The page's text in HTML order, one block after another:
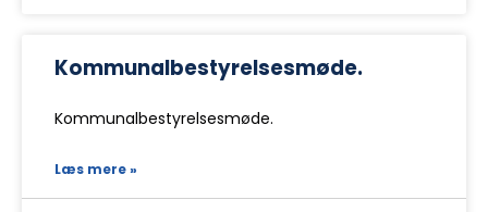
Kommunalbestyrelsesmøde.
Kommunalbestyrelsesmøde.
Læs mere »